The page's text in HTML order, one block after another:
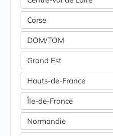
Corse
DOM/TOM
Grand Est
Hauts-de-France
Île-de-France
Normandie